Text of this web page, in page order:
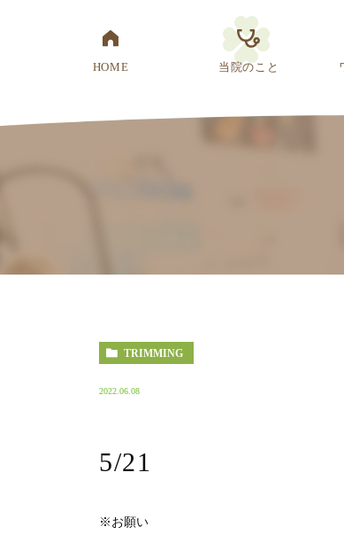
HOME 当院のこと
TRIMMING
2022.06.08
5/21
※ お願い